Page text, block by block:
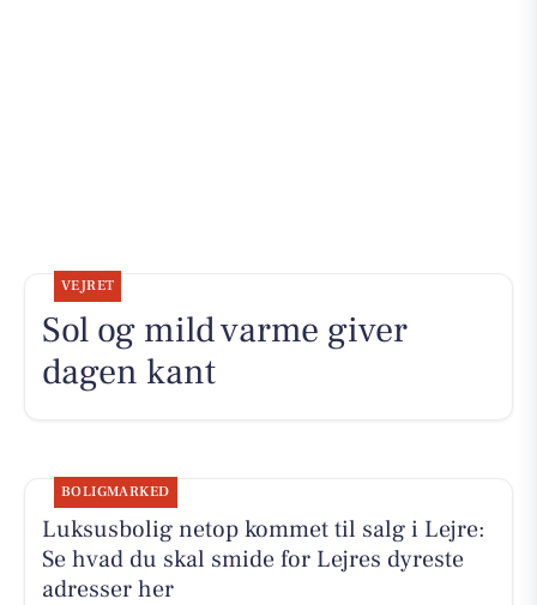
VEJRET
Sol og mild varme giver
dagen kant
BOLIGMARKED
Luksusbolig netop kommet til salg i Lejre:
Se hvad du skal smide for Lejres dyreste
adresser her